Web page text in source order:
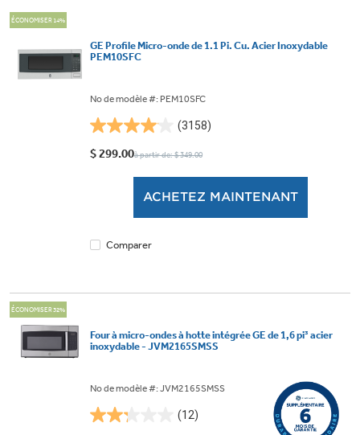
ÉCONOMISER 14%
GE Profile Micro-onde de 1.1 Pi. Cu. Acier Inoxydable
PEM10SFC
No de modèle #: PEM10SFC
(3158)
4.0
étoile(s)
$ 299.00à partir de: $ 349.00
ACHETEZ MAINTENANT
Comparer
ÉCONOMISER 32%
Four à micro-ondes à hotte intégrée GE de 1,6 pi³ acier
inoxydable - JVM2165SMSS
No de modèle #: JVM2165SMSS
(12)
2.3